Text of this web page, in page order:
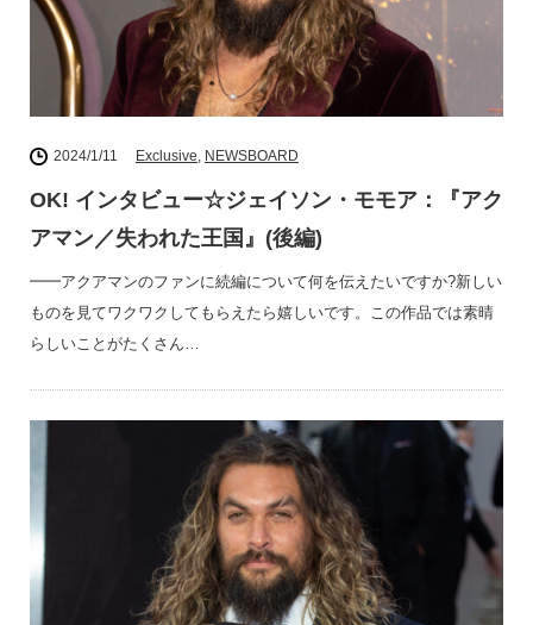
2024/1/11 Exclusive, NEWSBOARD
OK! インタビュー☆ジェイソン・モモア：『アク
アマン／失われた王国』(後編)
━━アクアマンのファンに続編について何を伝えたいですか?新しい
ものを見てワクワクしてもらえたら嬉しいです。この作品では素晴
らしいことがたくさん…